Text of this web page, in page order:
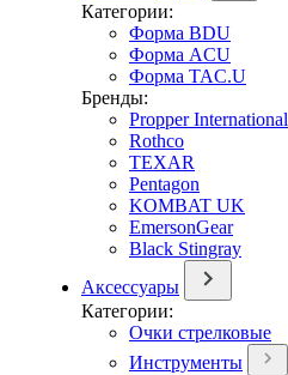
Категории:
Форма BDU
Форма ACU
Форма TAC.U
Бренды:
Propper International
Rothco
TEXAR
Pentagon
KOMBAT UK
EmersonGear
Black Stingray
Аксессуары
Категории:
Очки стрелковые
Инструменты